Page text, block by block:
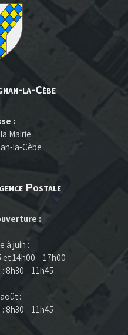
la-Cèbe
:
Mairie
la-Cèbe
Postale
:
à juin :
et 14h00 – 17h00
8h30 – 11h45
:
8h30 – 11h45